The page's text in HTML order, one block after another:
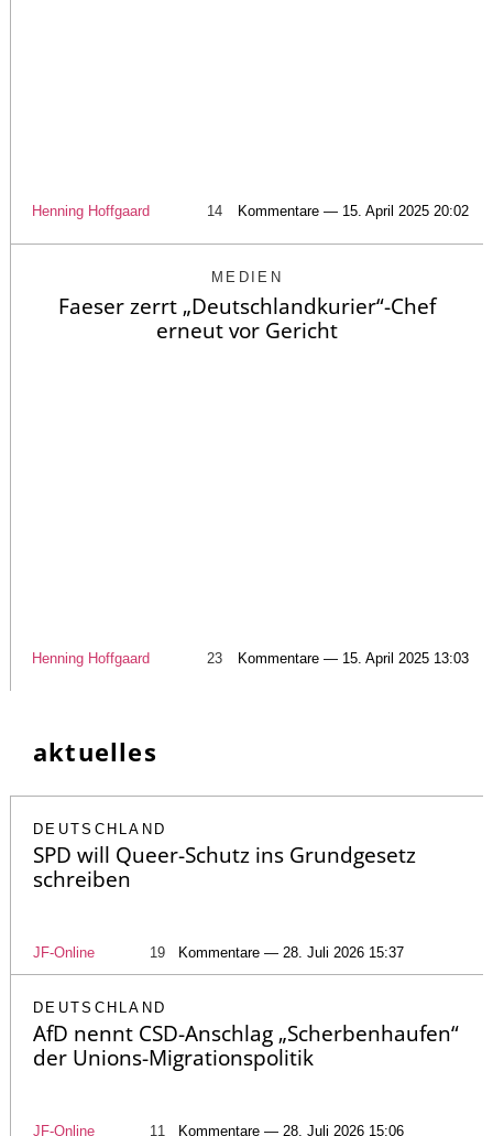
Henning Hoffgaard 14 Kommentare — 15. April 2025 20:02
MEDIEN
Faeser zerrt „Deutschlandkurier“-Chef
erneut vor Gericht
Henning Hoffgaard 23 Kommentare — 15. April 2025 13:03
aktuelles
DEUTSCHLAND
SPD will Queer-Schutz ins Grundgesetz
schreiben
JF-Online 19 Kommentare — 28. Juli 2026 15:37
DEUTSCHLAND
AfD nennt CSD-Anschlag „Scherbenhaufen“
der Unions-Migrationspolitik
JF-Online 11 Kommentare — 28. Juli 2026 15:06